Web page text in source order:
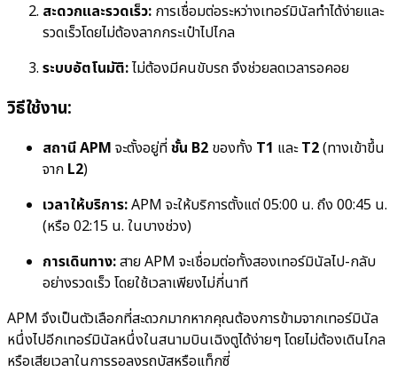
สะดวกและรวดเร็ว: การเชื่อมต่อระหว่างเทอร์มินัลทำได้ง่ายและ
รวดเร็วโดยไม่ต้องลากกระเป๋าไปไกล
ระบบอัตโนมัติ:ไม่ต้องมีคนขับรถ จึงช่วยลดเวลารอคอย
วิธีใช้งาน:
สถานี APM จะตั้งอยู่ที่ชั้น B2 ของทั้ง T1 และT2(ทางเข้าขึ้น
จาก L2)
เวลาให้บริการ:APM จะให้บริการตั้งแต่ 05:00 น. ถึง 00:45 น.
(หรือ 02:15 น. ในบางช่วง)
การเดินทาง:สาย APM จะเชื่อมต่อทั้งสองเทอร์มินัลไป-กลับ
อย่างรวดเร็ว โดยใช้เวลาเพียงไม่กี่นาที
APM จึงเป็นตัวเลือกที่สะดวกมากหากคุณต้องการข้ามจากเทอร์มินัล
หนึ่งไปอีกเทอร์มินัลหนึ่งในสนามบินเฉิงตูได้ง่ายๆ โดยไม่ต้องเดินไกล
หรือเสียเวลาในการรอลงรถบัสหรือแท็กซี่